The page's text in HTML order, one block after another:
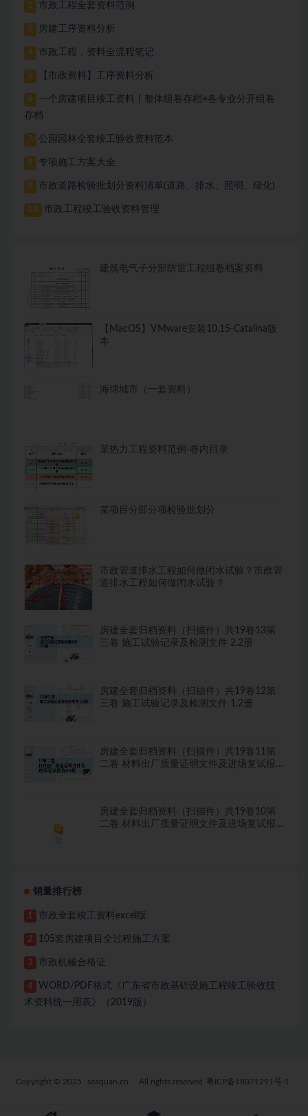
2 市政工程全套资料范例
3 房建工序资料分析
4 市政工程，资料全流程笔记
5 【市政资料】工序资料分析
6
一个房建项目竣工资料丨整体组卷存档+各专业分开组卷
存档
7 公园园林全套竣工验收资料范本
8 专项施工方案大全
9 市政道路检验批划分资料清单(道路、排水、照明、绿化)
10 市政工程竣工验收资料管理
建筑电气子分部防雷工程组卷档案资料
【MacOS】VMware安装10.15-Catalina版
本
海绵城市（一套资料）
某热力工程资料范例-卷内目录
某项目分部分项检验批划分
市政管道排水工程如何做闭水试验？市政管
道排水工程如何做闭水试验？
房建全套归档资料（扫描件）共19卷13第
三卷 施工试验记录及检测文件 2.2册
房建全套归档资料（扫描件）共19卷12第
三卷 施工试验记录及检测文件 1.2册
房建全套归档资料（扫描件）共19卷11第
二卷 材料出厂质量证明文件及进场复试报
房建全套归档资料（扫描件）共19卷10第
二卷 材料出厂质量证明文件及进场复试报
销量排行榜
1 市政全套竣工资料excel版
2 105套房建项目全过程施工方案
3 市政机械合格证
4
WORD/PDF格式《广东省市政基础设施工程竣工验收技
术资料统一用表》（2019版）
Copyright © 2025 sosquan.cn - All rights reserved 粤ICP备18071291号-1